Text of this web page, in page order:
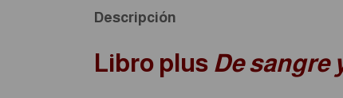
Descripción
Libro plus De sangre